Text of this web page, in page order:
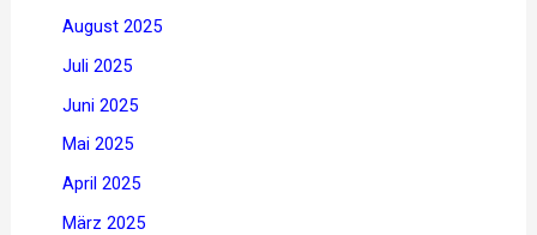
August 2025
Juli 2025
Juni 2025
Mai 2025
April 2025
März 2025